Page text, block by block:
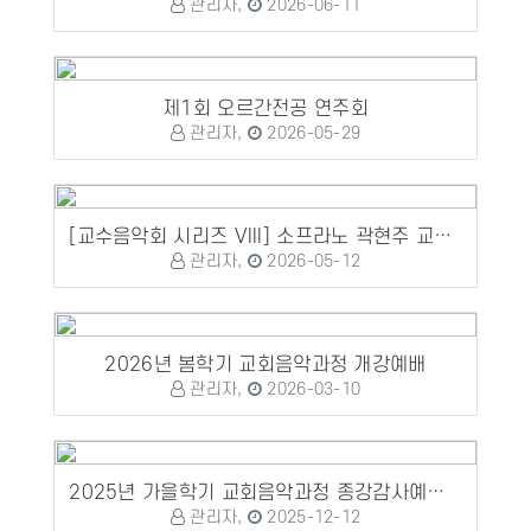
관리자, 2026-06-11
제1회 오르간전공 연주회
관리자, 2026-05-29
[교수음악회 시리즈 VIII] 소프라노 곽현주 교수 성가독창회
관리자, 2026-05-12
2026년 봄학기 교회음악과정 개강예배
관리자, 2026-03-10
2025년 가을학기 교회음악과정 종강감사예배 및 수료식, 정기연주회
관리자, 2025-12-12